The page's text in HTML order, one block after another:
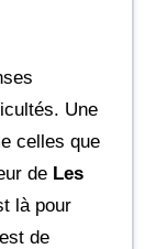
Une
celles que
de Les
là pour
de